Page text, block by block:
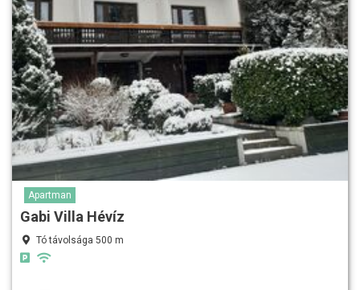
Apartman
Gabi Villa Hévíz
Tó távolsága 500 m